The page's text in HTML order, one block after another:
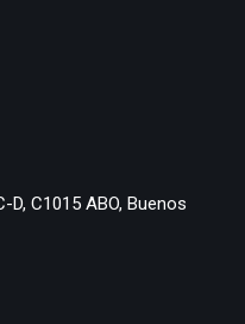
C1015 ABO, Buenos